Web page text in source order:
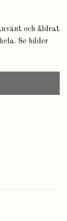
och åldrat
Se bilder